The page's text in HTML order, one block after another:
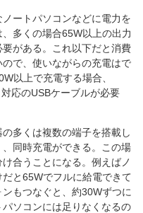
ートパソコンなどに電力を
多くの場合65W以上の出力
がある。これ以下だと消費
で、使いながらの充電はで
以上で充電する場合、
応のUSBケーブルが必要
多くは複数の端子を搭載し
同時充電ができる。この場
合うことになる。例えばノ
と65Wでフルに給電できて
もつなぐと、約30Wずつに
ソコンには足りなくなるの